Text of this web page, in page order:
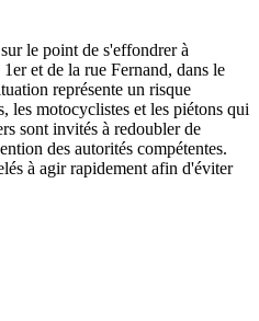
le point de s'effondrer à
et de la rue Fernand, dans le
représente un risque
les motocyclistes et les piétons qui
sont invités à redoubler de
des autorités compétentes.
à agir rapidement afin d'éviter